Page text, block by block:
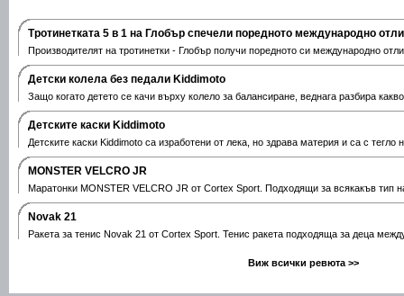
Тротинетката 5 в 1 на Глобър спечели поредното международно
Производителят на тротинетки - Глобър получи поредното си международно
Дeтски колела без педали Kiddimoto
Защо когато детето се качи върху колело за балансиране, веднага разбира
Детските каски Kiddimoto
Детските каски Kiddimoto са изработени от лека, но здрава материя и са с тегло
MONSTER VELCRO JR
Маратонки MONSTER VELCRO JR от Cortex Sport. Подходящи за всякакъв тип
Novak 21
Ракета за тенис Novak 21 от Cortex Sport. Тенис ракета подходяща за деца
Виж всички ревюта >>